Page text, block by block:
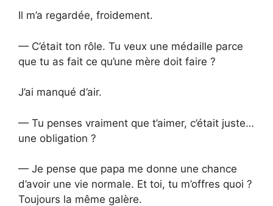
Il m’a regardée, froidement.
— C’était ton rôle. Tu veux une médaille parce
que tu as fait ce qu’une mère doit faire ?
J’ai manqué d’air.
— Tu penses vraiment que t’aimer, c’était juste…
une obligation ?
— Je pense que papa me donne une chance
d’avoir une vie normale. Et toi, tu m’offres quoi ?
Toujours la même galère.